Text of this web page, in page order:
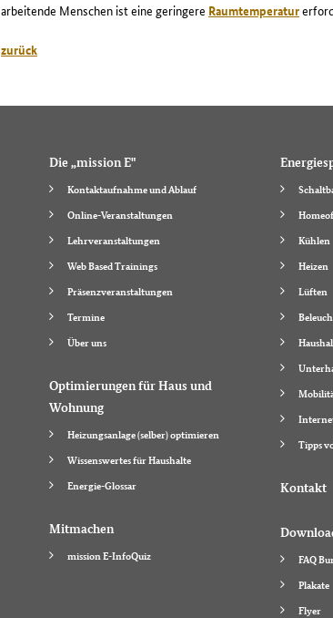
arbeitende Menschen ist eine geringere Raumtemperatur
zurück
Die „mission E"
Kontaktaufnahme und Ablauf
Online-Veranstaltungen
Lehrveranstaltungen
Web Based Trainings
Präsenzveranstaltungen
Termine
Über uns
Optimierungen für Haus und
Wohnung
Heizungsanlage (selber) optimieren
Wissenswertes für Haushalte
Energie-Glossar
Mitmachen
mission E-InfoQuiz
Kühlen
Heizen
Lüften
Tipps
Kontakt
FAQ
Plakate
Flyer